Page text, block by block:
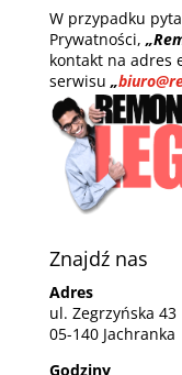
W przypadku
Prywatności,
kontakt na adres
serwisu „
Znajdź nas
Adres
ul. Zegrzyńska 43
05-140 Jachranka
Godziny